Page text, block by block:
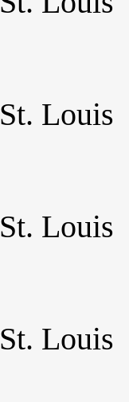
Louis
Louis
Louis